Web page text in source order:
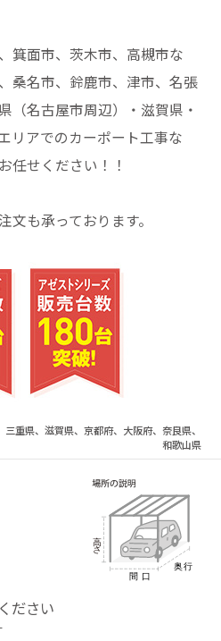
箕面市、茨木市、高槻市な
桑名市、鈴鹿市、津市、名張
（名古屋市周辺）・滋賀県・
リアでのカーポート工事な
任せください！！
も承っております。
重県、滋賀県、京都府、大阪府、奈良県、
和歌山県
ださい